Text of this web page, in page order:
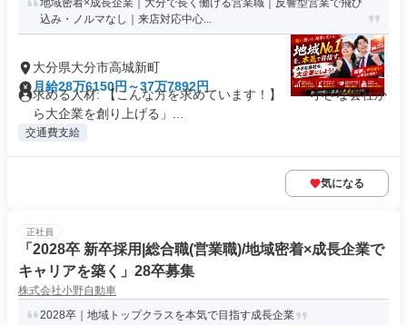
地域密着×成長企業｜大分で長く働ける営業職｜反響型営業で飛び
込み・ノルマなし｜来店対応中心...
大分県大分市高城新町
月給28万6150円～37万7892円
求める人材: 【こんな方を求めています！】 ・「小さな会社か
ら大企業を創り上げる」...
交通費支給
気になる
正社員
「2028卒 新卒採用|総合職(営業職)/地域密着×成長企業で
キャリアを築く」28卒募集
株式会社小野自動車
2028卒｜地域トップクラスを本気で目指す成長企業